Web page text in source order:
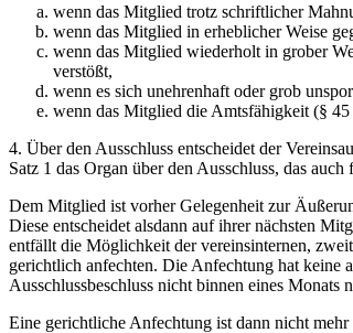
wenn das Mitglied trotz schriftlicher
wenn das Mitglied in erheblicher Weise
wenn das Mitglied wiederholt in grober
verstößt,
wenn es sich unehrenhaft oder grob
wenn das Mitglied die Amtsfähigkeit (§
4. Über den Ausschluss entscheidet der
Satz 1 das Organ über den Ausschluss, das
Dem Mitglied ist vorher Gelegenheit zur
Diese entscheidet alsdann auf ihrer nächsten
entfällt die Möglichkeit der vereinsinternen,
gerichtlich anfechten. Die Anfechtung hat keine
Ausschlussbeschluss nicht binnen eines
Eine gerichtliche Anfechtung ist dann nicht